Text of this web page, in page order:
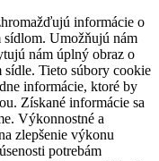
informácie o
Umožňujú nám
nám úplný obraz o
Tieto súbory cookie
informácie, ktoré by
Získané informácie sa
Výkonnostné a
zlepšenie výkonu
potrebám